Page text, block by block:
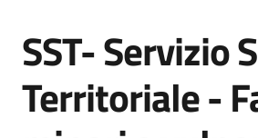
Amministrazione
Menu selezionato
Novità
Salta al contenuto
SST- Servizio
Territoriale -